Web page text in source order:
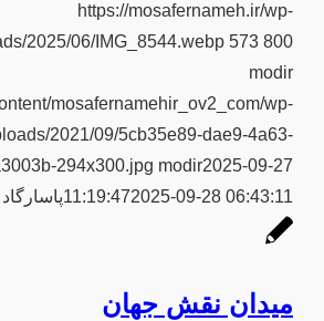
https://mosafernameh.ir/wp-
2025/06/IMG_8544.webp 573 800
modir
mosafernamehir_ov2_com/wp-
2021/09/5cb35e89-dae9-4a63-
294x300.jpg modir2025-09-27
11:19:472025-09-28 06:43:11 پاسارگاد
میدان نقش جهان